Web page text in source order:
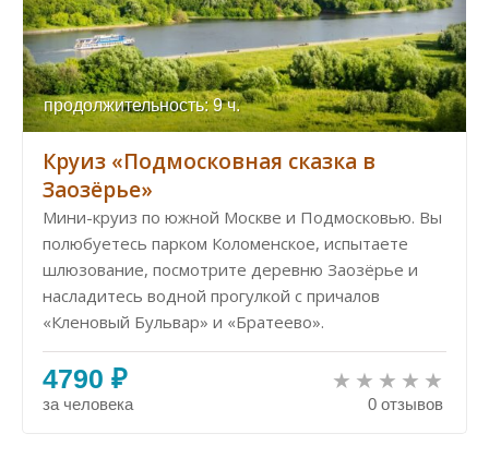
продолжительность: 9 ч.
Круиз «Подмосковная сказка в
Заозёрье»
Мини-круиз по южной Москве и Подмосковью. Вы
полюбуетесь парком Коломенское, испытаете
шлюзование, посмотрите деревню Заозёрье и
насладитесь водной прогулкой с причалов
«Кленовый Бульвар» и «Братеево».
4790 ₽
за человека 0 отзывов